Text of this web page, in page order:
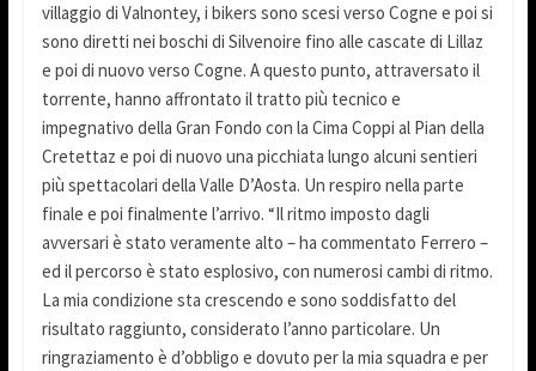
villaggio di Valnontey, i bikers sono scesi verso Cogne e poi si
sono diretti nei boschi di Silvenoire fino alle cascate di Lillaz
e poi di nuovo verso Cogne. A questo punto, attraversato il
torrente, hanno affrontato il tratto più tecnico e
impegnativo della Gran Fondo con la Cima Coppi al Pian della
Cretettaz e poi di nuovo una picchiata lungo alcuni sentieri
più spettacolari della Valle D’Aosta. Un respiro nella parte
finale e poi finalmente l’arrivo. “Il ritmo imposto dagli
avversari è stato veramente alto – ha commentato Ferrero –
ed il percorso è stato esplosivo, con numerosi cambi di ritmo.
La mia condizione sta crescendo e sono soddisfatto del
risultato raggiunto, considerato l’anno particolare. Un
ringraziamento è d’obbligo e dovuto per la mia squadra e per